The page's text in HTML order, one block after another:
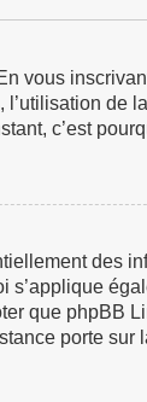
vous
de
c’est
des
s’applique
que phpBB
porte sur